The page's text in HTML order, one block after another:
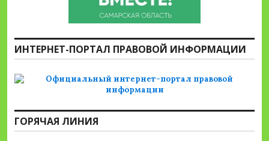
ИНТЕРНЕТ-ПОРТАЛ ПРАВОВОЙ ИНФОРМАЦИИ
ГОРЯЧАЯ ЛИНИЯ